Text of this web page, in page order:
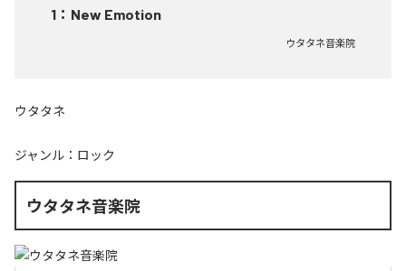
1 ： New Emotion
ウタタネ音楽院
ウタタネ
ジャンル： ロック
ウタタネ音楽院